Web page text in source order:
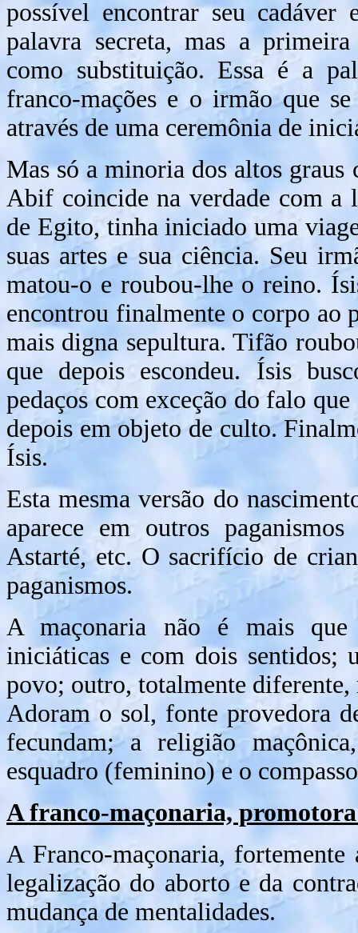
possível encontrar seu
palavra secreta, mas a
como substituição. Essa é a
franco-mações e o irmão que
através de uma ceremônia de
Mas só a minoria dos altos
Abif coincide na verdade com a
de Egito, tinha iniciado uma
suas artes e sua ciência. Seu
matou-o e roubou-lhe o reino.
encontrou finalmente o corpo ao
mais digna sepultura. Tifão
que depois escondeu. Ísis
pedaços com exceção do falo
depois em objeto de culto.
Ísis.
Esta mesma versão do
aparece em outros
Astarté, etc. O sacrifício de
paganismos.
A maçonaria não é mais que
iniciáticas e com dois sentidos;
povo; outro, totalmente
Adoram o sol, fonte provedora
fecundam; a religião
esquadro (feminino) e o
A franco-maçonaria,
A Franco-maçonaria,
legalização do aborto e da
mudança de mentalidades.